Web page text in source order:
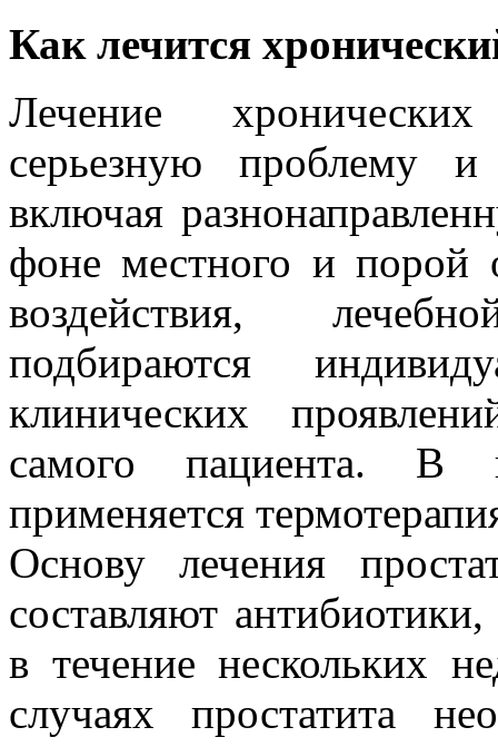
Как лечится
Лечение хронических
серьезную проблему
включая
фоне местного и порой
воздействия,
подбираются
клинических
самого пациента. В
применяется
Основу лечения
составляют
в течение нескольких
случаях простатита